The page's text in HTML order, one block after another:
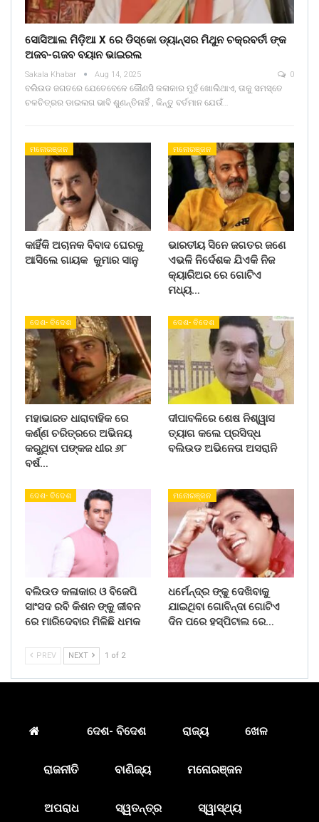
ସୋସିଆଲ ମିଡ଼ିଆ X ରେ ଡିସ୍କୋ ଡ୍ୟାନ୍ସର ମିଥୁନ ଚକ୍ରବର୍ତୀ ଙ୍କ
ଅଜବ-ଗଜବ ବୟାନ ଭାଇରଲ
Sakala Khabar Aug 14, 2025 0
ବଲିଉଡ ଜଗତରେ ଯେତେବେଳେ କୌଣସି କଳାକାର ମୁହଁ ଖୋଲିଥାଏ, ତାକୁ ସମସ୍ତେ
ଚଳଚିତ୍ରର ଡାଇଲଗ ଭାବି ଶୁଣନ୍ତିନାହିଁ , କିନ୍ତୁ ବର୍ତମାନ ଯେଉଁ…
ମନୋରଞ୍ଜନ
କାହିଁକି ଅଚାନକ ବିବାଦ ଘେରକୁ
ଆସିଲେ ଗାୟକ କୁମାର ସାନୁ
ମନୋରଞ୍ଜନ
ଭାରତୀୟ ସିନେ ଜଗତର ଜଣେ
ଏଭଳି ନିର୍ଦେଶକ ଯିଏକି ନିଜ
କ୍ୟାରିଅର ରେ ଗୋଟିଏ
ମଧ୍ୟ…
ଦେଶ- ବିଦେଶ
ମହାଭାରତ ଧାରାବାହିକ ରେ
କର୍ଣ୍ଣ ଚରିତ୍ରରେ ଅଭିନୟ
କରୁଥିବା ପଙ୍କଜ ଧୀର ୬୮
ବର୍ଷ…
ଦେଶ- ବିଦେଶ
ଦୀପାବଳିରେ ଶେଷ ନିଶ୍ୱାସ
ତ୍ୟାଗ କଲେ ପ୍ରସିଦ୍ଧ
ବଲିଉଡ ଅଭିନେତା ଅସରାନି
ଦେଶ- ବିଦେଶ
ବଲିଉଡ କଳାକାର ଓ ବିଜେପି
ସାଂସଦ ରବି କିଶନ ଙ୍କୁ ଜୀବନ
ରେ ମାରିଦେବାର ମିଳିଛି ଧମକ
ମନୋରଞ୍ଜନ
ଧର୍ମେନ୍ଦ୍ର ଙ୍କୁ ଦେଖିବାକୁ
ଯାଇଥିବା ଗୋବିନ୍ଦା ଗୋଟିଏ
ଦିନ ପରେ ହସ୍ପିଟାଲ ରେ…
PREV NEXT 1 of 2
ଦେଶ- ବିଦେଶ ରାଜ୍ୟ ଖେଳ
ରାଜନୀତି ବାଣିଜ୍ୟ ମନୋରଞ୍ଜନ
ଅପରାଧ ସ୍ୱତନ୍ତ୍ର ସ୍ୱାସ୍ଥ୍ୟ